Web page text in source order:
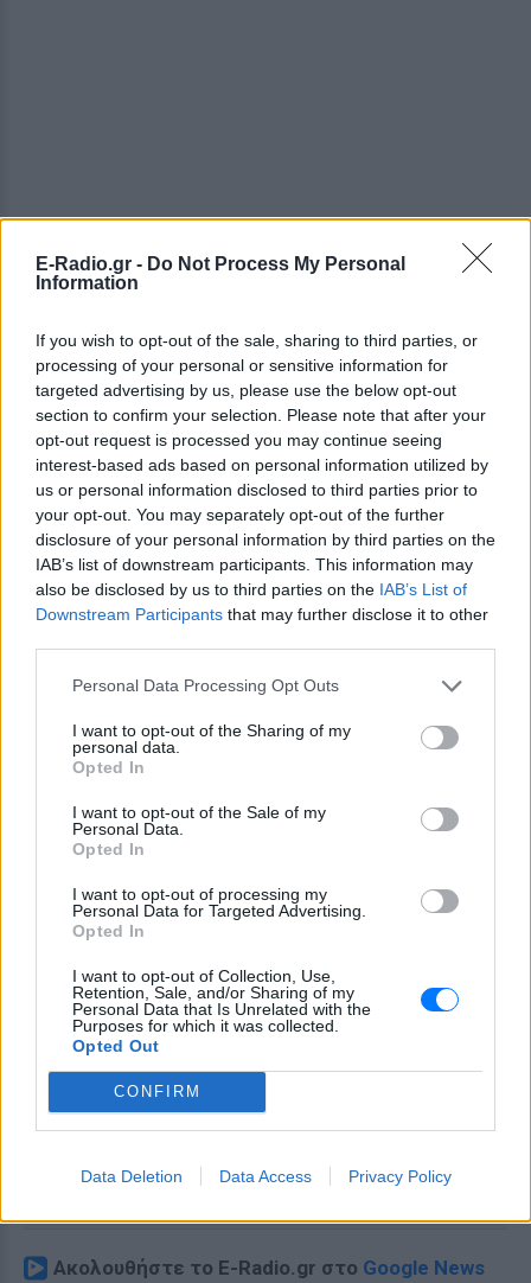
E-Radio.gr - Do Not Process My Personal
Information
If you wish to opt-out of the sale, sharing to third parties, or
processing of your personal or sensitive information for
targeted advertising by us, please use the below opt-out
section to confirm your selection. Please note that after your
opt-out request is processed you may continue seeing
interest-based ads based on personal information utilized by
us or personal information disclosed to third parties prior to
your opt-out. You may separately opt-out of the further
disclosure of your personal information by third parties on the
IAB’s list of downstream participants. This information may
also be disclosed by us to third parties on the IAB’s List of
Downstream Participants that may further disclose it to other
Personal Data Processing Opt Outs
I want to opt-out of the Sharing of my
personal data.
Opted In
I want to opt-out of the Sale of my
Personal Data.
Opted In
I want to opt-out of processing my
Personal Data for Targeted Advertising.
Opted In
I want to opt-out of Collection, Use,
Retention, Sale, and/or Sharing of my
Personal Data that Is Unrelated with the
Purposes for which it was collected.
Opted Out
CONFIRM
Data Deletion Data Access Privacy Policy
συνεχής έκθεσή της στα κοινωνικά δίκτυα της είχε
προκαλέσει έντονη συναισθηματική εξουθένωση, με
αποτέλεσμα να απέχει από αυτά για 51 ημέρες.
Το ξενοδοχείο Rosewood São Paulo ανέφερε σε
ανακοίνωσή του ότι η Χίλντε Αν Λιν βρέθηκε νεκρή
και ότι συνεργάζεται πλήρως με τις αρμόδιες
αρχές, παρέχοντας κάθε πληροφορία που ζητείται
στο πλαίσιο της έρευνας.
[ΠΗΓΗ]
ΔΙΑΦΗΜΙΣΗ
Ακολουθήστε το E-Radio.gr στο Google News